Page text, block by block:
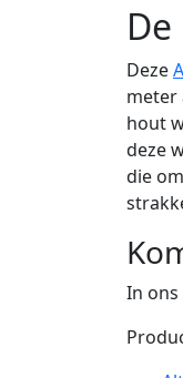
Deze
meter
hout
deze
die
In ons